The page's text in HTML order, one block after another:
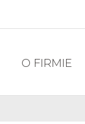
O FIRMIE